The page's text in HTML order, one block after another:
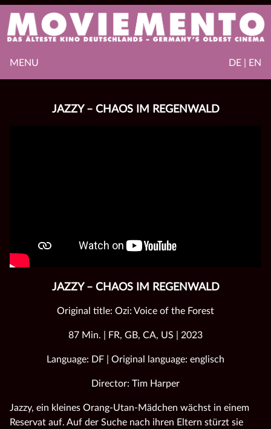
DE | EN
MENU
JAZZY – CHAOS IM REGENWALD
JAZZY – CHAOS IM REGENWALD
Original title: Ozi: Voice of the Forest
87 Min. | FR, GB, CA, US | 2023
Language: DF | Original language: englisch
Director: Tim Harper
Jazzy, ein kleines Orang-Utan-Mädchen wächst in einem
Reservat auf. Auf der Suche nach ihren Eltern stürzt sie